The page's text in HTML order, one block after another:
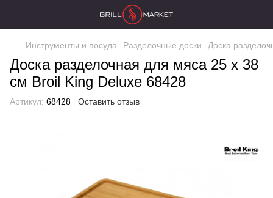
Инструменты и посуда Разделочные доски Доcка
Доcка разделочная для мяса 25 x 38
см Broil King Deluxe 68428
Артикул: 68428 Оставить отзыв